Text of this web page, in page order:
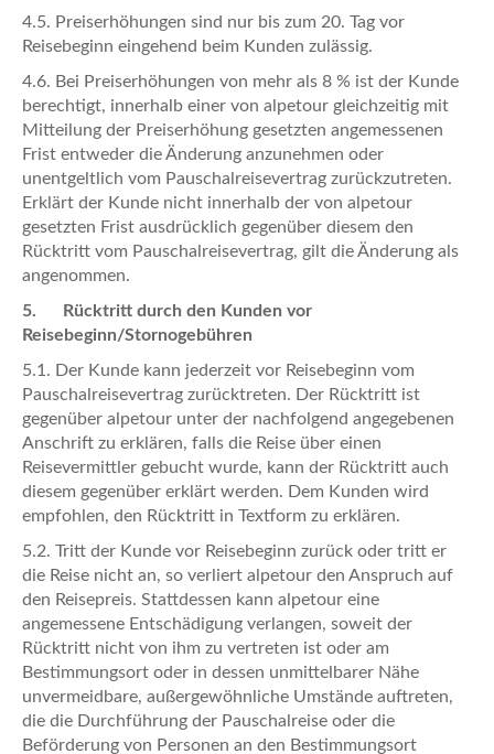
4.5. Preiserhöhungen sind nur bis zum 20. Tag vor
Reisebeginn eingehend beim Kunden zulässig.
4.6. Bei Preiserhöhungen von mehr als 8 % ist der Kunde
berechtigt, innerhalb einer von alpetour gleichzeitig mit
Mitteilung der Preiserhöhung gesetzten angemessenen
Frist entweder die Änderung anzunehmen oder
unentgeltlich vom Pauschalreisevertrag zurückzutreten.
Erklärt der Kunde nicht innerhalb der von alpetour
gesetzten Frist ausdrücklich gegenüber diesem den
Rücktritt vom Pauschalreisevertrag, gilt die Änderung als
angenommen.
5. Rücktritt durch den Kunden vor
Reisebeginn/Stornogebühren
5.1. Der Kunde kann jederzeit vor Reisebeginn vom
Pauschalreisevertrag zurücktreten. Der Rücktritt ist
gegenüber alpetour unter der nachfolgend angegebenen
Anschrift zu erklären, falls die Reise über einen
Reisevermittler gebucht wurde, kann der Rücktritt auch
diesem gegenüber erklärt werden. Dem Kunden wird
empfohlen, den Rücktritt in Textform zu erklären.
5.2. Tritt der Kunde vor Reisebeginn zurück oder tritt er
die Reise nicht an, so verliert alpetour den Anspruch auf
den Reisepreis. Stattdessen kann alpetour eine
angemessene Entschädigung verlangen, soweit der
Rücktritt nicht von ihm zu vertreten ist oder am
Bestimmungsort oder in dessen unmittelbarer Nähe
unvermeidbare, außergewöhnliche Umstände auftreten,
die die Durchführung der Pauschalreise oder die
Beförderung von Personen an den Bestimmungsort